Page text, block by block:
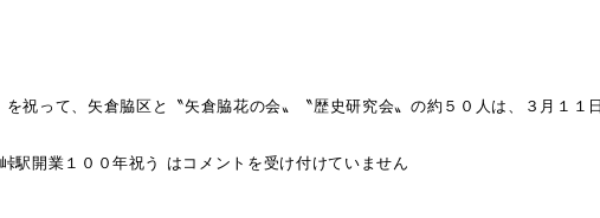
祝って、矢倉脇区と〝矢倉脇花の会〟〝歴史研究会〟の約５０人は、３月１
駅開業１００年祝う は コメントを受け付けていません